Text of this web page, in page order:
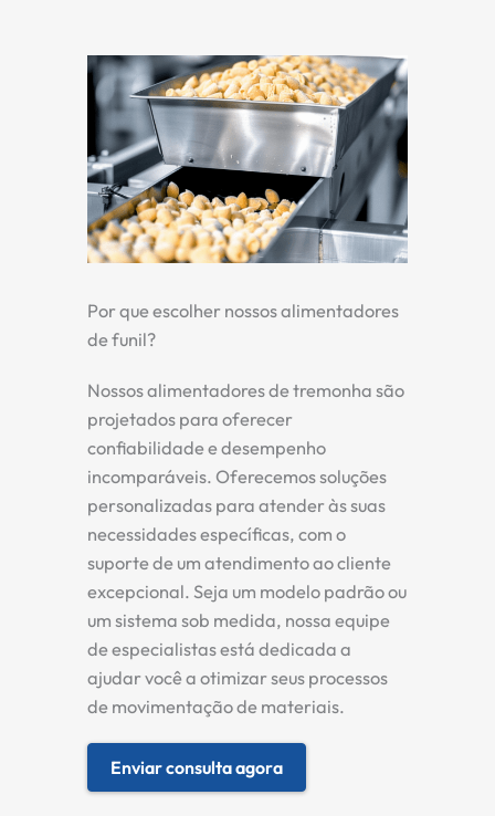
Por que escolher nossos alimentadores
de funil?
Nossos alimentadores de tremonha são
projetados para oferecer
confiabilidade e desempenho
incomparáveis. Oferecemos soluções
personalizadas para atender às suas
necessidades específicas, com o
suporte de um atendimento ao cliente
excepcional. Seja um modelo padrão ou
um sistema sob medida, nossa equipe
de especialistas está dedicada a
ajudar você a otimizar seus processos
de movimentação de materiais.
Enviar consulta agora